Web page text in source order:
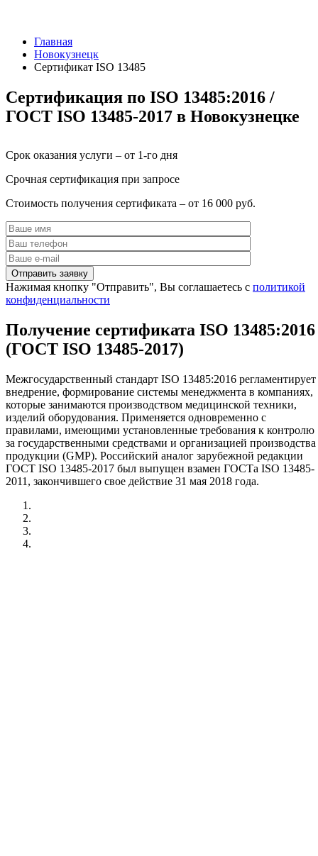
Главная
Новокузнецк
Сертификат ISO 13485
Сертификация по ISO 13485:2016 /
ГОСТ ISO 13485-2017 в Новокузнецке
Срок оказания услуги – от 1-го дня
Срочная сертификация при запросе
Стоимость получения сертификата – от 16 000 руб.
Нажимая кнопку "Отправить", Вы соглашаетесь с политикой
конфиденциальности
Получение сертификата ISO 13485:2016
(ГОСТ ISO 13485-2017)
Межгосударственный стандарт ISO 13485:2016 регламентирует
внедрение, формирование системы менеджмента в компаниях,
которые занимаются производством медицинской техники,
изделий оборудования. Применяется одновременно с
правилами, имеющими установленные требования к контролю
за государственными средствами и организацией производства
продукции (GMP). Российский аналог зарубежной редакции
ГОСТ ISO 13485-2017 был выпущен взамен ГОСТа ISO 13485-
2011, закончившего свое действие 31 мая 2018 года.